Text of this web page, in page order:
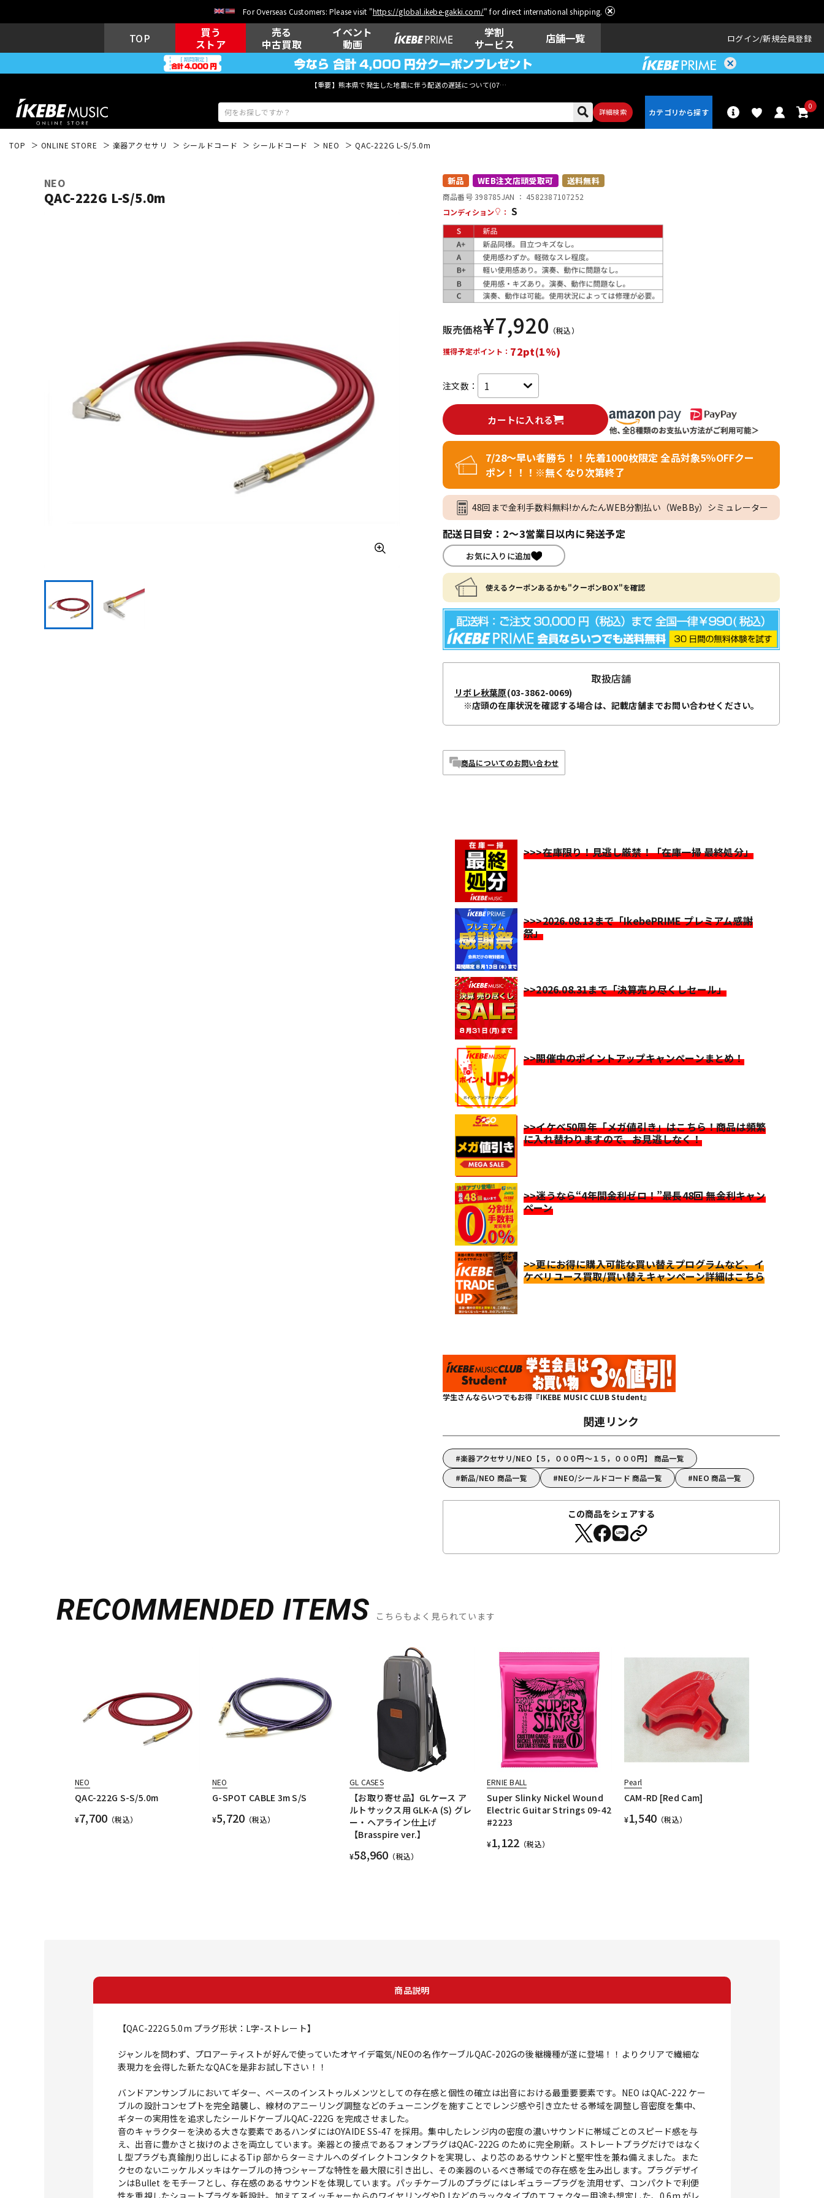
For Overseas Customers: Please visit "https://global.ikebe-gakki.com/" for direct international shipping.
TOP
買う
ストア
売る
中古買取
イベント
動画
学割
サービス
店舗一覧 ログイン 新規会員登録
【重要】熊本県で発生した地震に伴う配送の遅延について(07月29日
詳細検索
0
ウクレレ ドラム
その他楽器
レコーディン
グ機器
配信/ライブ
機器
ヴィンテージ
TOP ONLINE STORE 楽器アクセサリ シールドコード シールドコード NEO QAC-222G L-S/5.0m
NEO
QAC-222G L-S/5.0m
新品 WEB注文店頭受取可 送料無料
商品番号 398785JAN ： 4582387107252
コンディション
： S
販売価格¥7,920 （税込）
獲得予定ポイント： 72pt(1%)
注文数：
カートに入れる
7/28～早い者勝ち！！先着1000枚限定 全品対象5％OFFクー
ポン！！！※無くなり次第終了
48回まで金利手数料無料!かんたんWEB分割払い（WeBBy）シミュレーター
配送日目安：2～3営業日以内に発送予定
お気に入りに追加
使えるクーポンあるかも"クーポンBOX"を確認
取扱店舗
リボレ秋葉原(03-3862-0069)
※店頭の在庫状況を確認する場合は、記載店舗までお問い合わせください。
商品についてのお問い合わせ
>>>在庫限り！見逃し厳禁！「在庫一掃 最終処分」
>>>2026.08.13まで「IkebePRIME プレミアム感謝
祭」
>>2026.08.31まで「決算売り尽くしセール」
>>開催中のポイントアップキャンペーンまとめ！
>>イケベ50周年「メガ値引き」はこちら！商品は頻繁
に入れ替わりますので、お見逃しなく！
>>迷うなら“4年間金利ゼロ！”最長48回 無金利キャン
ペーン
>>更にお得に購入可能な買い替えプログラムなど、イ
ケベリユース買取/買い替えキャンペーン詳細はこちら
学生さんならいつでもお得『IKEBE MUSIC CLUB Student』
関連リンク
楽器アクセサリ/NEO【５，０００円～１５，０００円】 商品一覧
新品/NEO 商品一覧
NEO/シールドコード 商品一覧 NEO 商品一覧
この商品をシェアする
RECOMMENDED ITEMS こちらもよく見られています
NEO
QAC-222G S-S/5.0m
¥7,700 （税込）
NEO
G-SPOT CABLE 3m S/S
¥5,720 （税込）
GL CASES
【お取り寄せ品】GLケース ア
ルトサックス用 GLK-A (S) グレ
ー・ヘアライン仕上げ
【Brasspire ver.】
¥58,960 （税込）
ERNIE BALL
Super Slinky Nickel Wound
Electric Guitar Strings 09-42
#2223
¥1,122 （税込）
Pearl
CAM-RD [Red Cam]
¥1,540 （税込）
商品説明
【QAC-222G 5.0m プラグ形状：L字-ストレート】
ジャンルを問わず、プロアーティストが好んで使っていたオヤイデ電気/NEOの名作ケーブルQAC-202Gの後継機種が遂に登場！！よりクリアで繊細な
表現力を会得した新たなQACを是非お試し下さい！！
バンドアンサンブルにおいてギター、ベースのインストゥルメンツとしての存在感と個性の確立は出音における最重要要素です。NEO はQAC-222 ケー
ブルの設計コンセプトを完全踏襲し、線材のアニーリング調整などのチューニングを施すことでレンジ感や引き立たせる帯域を調整し音密度を集中、
ギターの実用性を追求したシールドケーブルQAC-222G を完成させました。
音のキャラクターを決める大きな要素であるハンダにはOYAIDE SS-47 を採用。集中したレンジ内の密度の濃いサウンドに帯域ごとのスピード感を与
え、出音に豊かさと抜けのよさを両立しています。楽器との接点であるフォンプラグはQAC-222G のために完全刷新。ストレートプラグだけではなく
L 型プラグも真鍮削り出しによるTip 部からターミナルへのダイレクトコンタクトを実現し、より芯のあるサウンドと堅牢性を兼ね備えました。また
クセのないニッケルメッキはケーブルの持つシャープな特性を最大限に引き出し、その楽器のいるべき帯域での存在感を生み出します。プラグデザイ
ンはBullet をモチーフとし、存在感のあるサウンドを体現しています。パッチケーブルのプラグにはレギュラープラグを流用せず、コンパクトで利便